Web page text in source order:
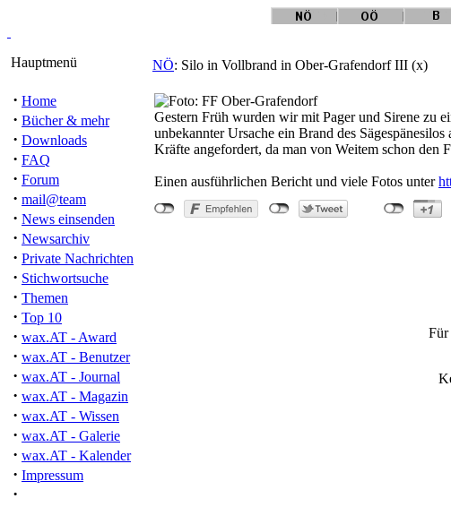
Hauptmenü
· Home
· Bücher & mehr
· Downloads
· FAQ
· Forum
· mail@team
· News einsenden
· Newsarchiv
· Private Nachrichten
· Stichwortsuche
· Themen
· Top 10
· wax.AT - Award
· wax.AT - Benutzer
· wax.AT - Journal
· wax.AT - Magazin
· wax.AT - Wissen
· wax.AT - Galerie
· wax.AT - Kalender
· Impressum
·
NÖ: Silo in Vollbrand in Ober-Grafendorf III (x)
Gestern Früh wurden wir mit Pager und Sirene zu
unbekannter Ursache ein Brand des
Kräfte angefordert, da man von Weitem schon den
Einen ausführlichen Bericht und viele Fotos unter
Für